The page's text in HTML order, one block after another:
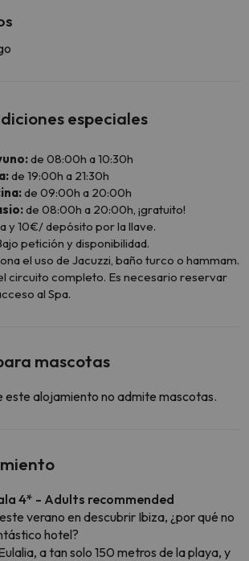
especiales
de 08:00h a 10:30h
de 19:00h a 21:30h
de 09:00h a 20:00h
de 08:00h a 20:00h, ¡gratuito!
y 10€/ depósito por la llave.
petición y disponibilidad.
el uso de Jacuzzi, baño turco o hammam.
circuito completo. Es necesario reservar
al Spa.
mascotas
este alojamiento no admite mascotas.
4* - Adults recommended
verano en descubrir Ibiza, ¿por qué no
hotel?
a tan solo 150 metros de la playa, y